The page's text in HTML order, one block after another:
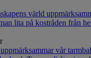
värld
lita på kostråden från
vår